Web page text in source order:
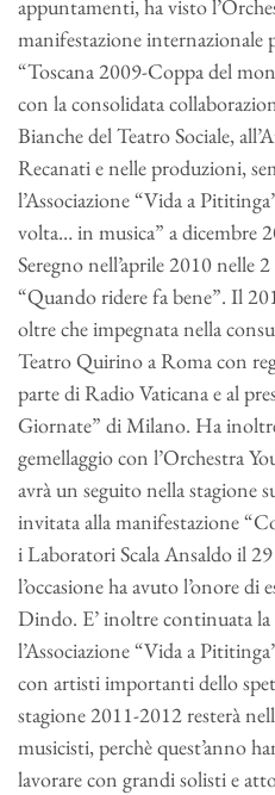
appuntamenti, ha visto
manifestazione internazionale
“Toscana 2009-Coppa del
con la consolidata
Bianche del Teatro Sociale,
Recanati e nelle produzioni,
l’Associazione “Vida a
volta… in musica” a dicembre
Seregno nell’aprile 2010 nelle
“Quando ridere fa bene”. Il
oltre che impegnata nella
Teatro Quirino a Roma con
parte di Radio Vaticana e al
Giornate” di Milano. Ha
gemellaggio con l’Orchestra
avrà un seguito nella stagione
invitata alla manifestazione
i Laboratori Scala Ansaldo il
l’occasione ha avuto l’onore
Dindo. E’ inoltre continuata
l’Associazione “Vida a
con artisti importanti dello
stagione 2011-2012 resterà
musicisti, perchè quest’anno
lavorare con grandi solisti e